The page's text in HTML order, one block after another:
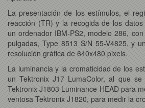
La presentación de los estímulos, el
reacción (TR) y la recogida de los
un ordenador IBM-PS2, modelo 286,
pulgadas, Type 8513 S/N 55-V4825, y
resolución gráfica de 640x480 pixels.
La luminancia y la cromaticidad de los
un Tektronix J17 LumaColor, al que
Tektronix J1803 Luminance HEAD para
ventosa Tektronix J1820, para medir la